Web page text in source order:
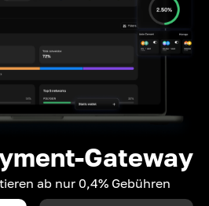
Gateway
ab nur 0,4% Gebühren